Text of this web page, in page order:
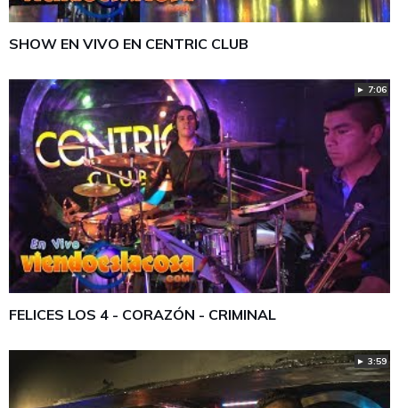
SHOW EN VIVO EN CENTRIC CLUB
► 7:06
FELICES LOS 4 - CORAZÓN - CRIMINAL
► 3:59